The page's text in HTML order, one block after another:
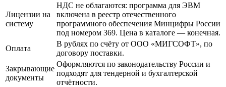
Лицензии на
систему
НДС не облагаются: программа для ЭВМ
включена в реестр отечественного
программного обеспечения Минцифры России
под номером 369. Цена в каталоге — конечная.
Оплата
В рублях по счёту от ООО «МИГСОФТ», по
договору поставки.
Закрывающие
документы
Оформляются по законодательству России и
подходят для тендерной и бухгалтерской
отчётности.